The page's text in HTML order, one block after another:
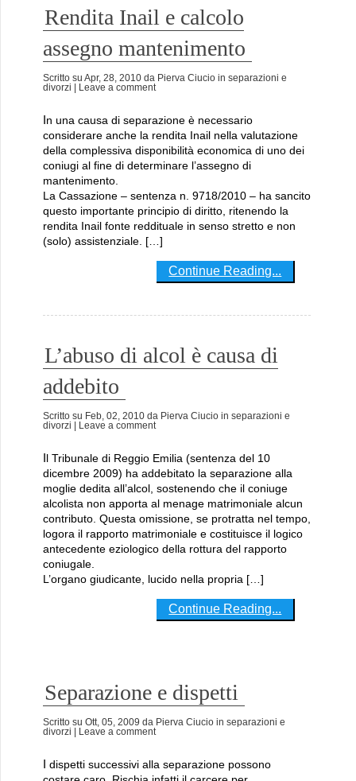
Rendita Inail e calcolo
assegno mantenimento
Scritto su Apr, 28, 2010 da Pierva Ciucio in separazioni e
divorzi
| Leave a comment
In una causa di separazione è necessario
considerare anche la rendita Inail nella valutazione
della complessiva disponibilità economica di uno dei
coniugi al fine di determinare l’assegno di
mantenimento.
La Cassazione – sentenza n. 9718/2010 – ha sancito
questo importante principio di diritto, ritenendo la
rendita Inail fonte reddituale in senso stretto e non
(solo) assistenziale. […]
Continue Reading...
L’abuso di alcol è causa di
addebito
Scritto su Feb, 02, 2010 da Pierva Ciucio in separazioni e
divorzi
| Leave a comment
Il Tribunale di Reggio Emilia (sentenza del 10
dicembre 2009) ha addebitato la separazione alla
moglie dedita all’alcol, sostenendo che il coniuge
alcolista non apporta al menage matrimoniale alcun
contributo. Questa omissione, se protratta nel tempo,
logora il rapporto matrimoniale e costituisce il logico
antecedente eziologico della rottura del rapporto
coniugale.
L’organo giudicante, lucido nella propria […]
Continue Reading...
Separazione e dispetti
Scritto su Ott, 05, 2009 da Pierva Ciucio in separazioni e
divorzi
| Leave a comment
I dispetti successivi alla separazione possono